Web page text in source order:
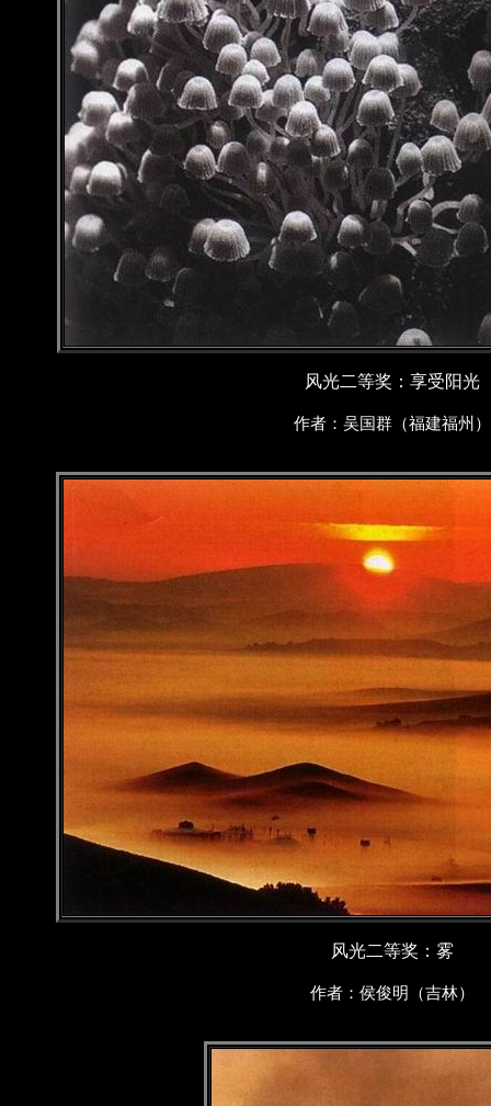
风光二等奖：享受阳光
作者：吴国群（福建福州）
风光二等奖：雾
作者：侯俊明（吉林）